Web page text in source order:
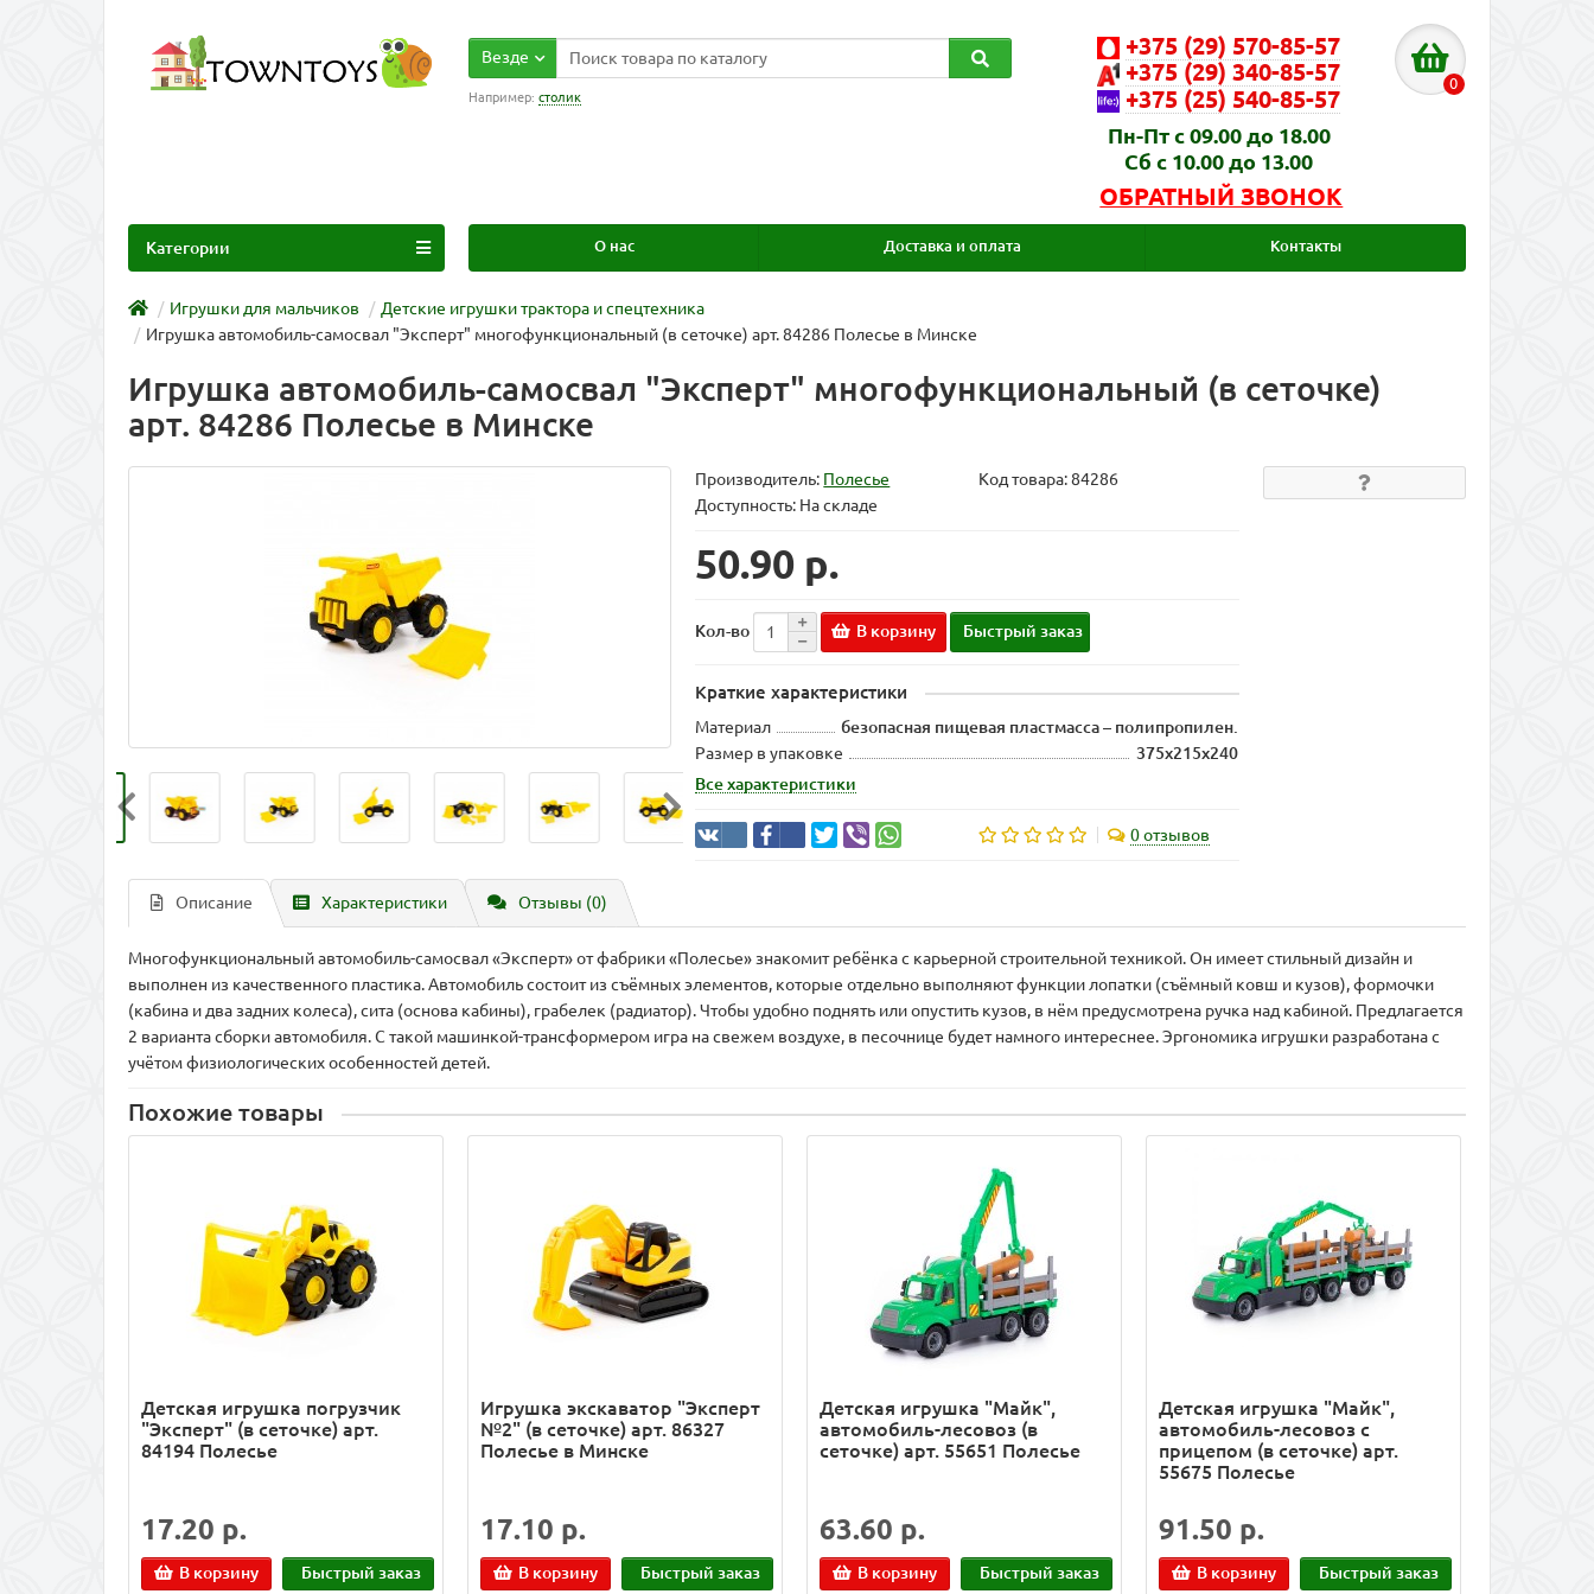
Везде
Например: столик
+375 (29) 570-85-57
+375 (29) 340-85-57
+375 (25) 540-85-57
Пн-Пт с 09.00 до 18.00
Сб с 10.00 до 13.00
ОБРАТНЫЙ ЗВОНОК
0
О нас Доставка и оплата Контакты
Категории
Игрушки для мальчиков
Детские игрушки трактора и спецтехника
Игрушка автомобиль-самосвал "Эксперт" многофункциональный (в сеточке) арт. 84286 Полесье в Минске
Игрушка автомобиль-самосвал "Эксперт" многофункциональный (в сеточке)
арт. 84286 Полесье в Минске
Производитель: Полесье Код товара:84286
Доступность: На складе
50.90 р.
Кол-во В корзину Быстрый заказ
Краткие характеристики
Материал
безопасная пищевая пластмасса – полипропилен.
Размер в упаковке
375x215x240
Все характеристики
0 отзывов
Описание Характеристики Отзывы (0)
Многофункциональный автомобиль-самосвал «Эксперт» от фабрики «Полесье» знакомит ребёнка с карьерной строительной техникой. Он имеет стильный дизайн и
выполнен из качественного пластика. Автомобиль состоит из съёмных элементов, которые отдельно выполняют функции лопатки (съёмный ковш и кузов), формочки
(кабина и два задних колеса), сита (основа кабины), грабелек (радиатор). Чтобы удобно поднять или опустить кузов, в нём предусмотрена ручка над кабиной. Предлагается
2 варианта сборки автомобиля. С такой машинкой-трансформером игра на свежем воздухе, в песочнице будет намного интереснее. Эргономика игрушки разработана с
учётом физиологических особенностей детей.
Похожие товары
Детская игрушка погрузчик
"Эксперт" (в сеточке) арт.
84194 Полесье
17.20 р.
В корзину Быстрый заказ
Игрушка экскаватор "Эксперт
№2" (в сеточке) арт. 86327
Полесье в Минске
17.10 р.
В корзину Быстрый заказ
Детская игрушка "Майк",
автомобиль-лесовоз (в
сеточке) арт. 55651 Полесье
63.60 р.
В корзину Быстрый заказ
Детская игрушка "Майк",
автомобиль-лесовоз с
прицепом (в сеточке) арт.
55675 Полесье
91.50 р.
В корзину Быстрый заказ